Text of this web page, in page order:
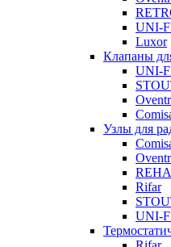
UNI-
Luxor
Клапаны
UNI-
Узлы для
Rifar
UNI-